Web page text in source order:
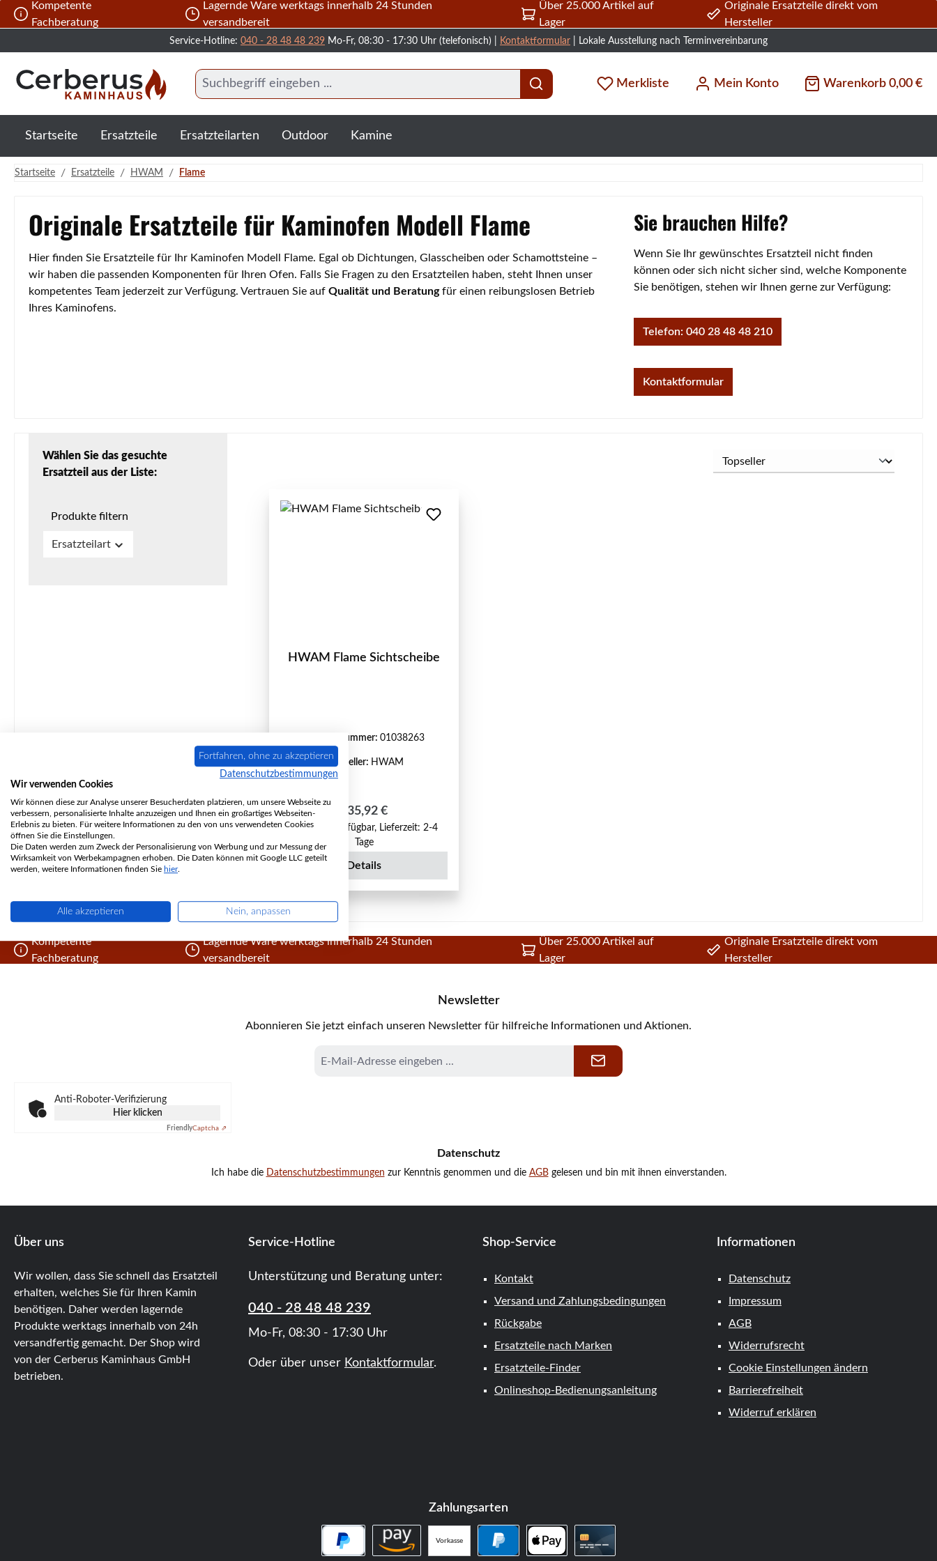
Hauptinhalt springen
Zur Suche springen
Zur Hauptnavigation springen
Kompetente
Fachberatung
Lagernde Ware werktags innerhalb 24 Stunden
versandbereit
Über 25.000 Artikel auf
Lager
Originale Ersatzteile direkt vom
Hersteller
Service-Hotline: 040 - 28 48 48 239 Mo-Fr, 08:30 - 17:30 Uhr (telefonisch) | Kontaktformular | Lokale Ausstellung nach Terminvereinbarung
Merkliste Mein Konto Warenkorb 0,00 €
Startseite Ersatzteile Ersatzteilarten Outdoor Kamine
Startseite / Ersatzteile / HWAM / Flame
Originale Ersatzteile für Kaminofen Modell Flame
Hier finden Sie Ersatzteile für Ihr Kaminofen Modell Flame. Egal ob Dichtungen, Glasscheiben oder Schamottsteine –
wir haben die passenden Komponenten für Ihren Ofen. Falls Sie Fragen zu den Ersatzteilen haben, steht Ihnen unser
kompetentes Team jederzeit zur Verfügung. Vertrauen Sie auf Qualität und Beratungfür einen reibungslosen Betrieb
Ihres Kaminofens.
Sie brauchen Hilfe?
Wenn Sie Ihr gewünschtes Ersatzteil nicht finden
können oder sich nicht sicher sind, welche Komponente
Sie benötigen, stehen wir Ihnen gerne zur Verfügung:
Telefon: 040 28 48 48 210
Kontaktformular
Wählen Sie das gesuchte
Ersatzteil aus der Liste:
Produkte filtern
Ersatzteilart
HWAM Flame Sichtscheibe
Produktnummer: 01038263
Hersteller: HWAM
Regulärer Preis:
535,92 €
Sofort verfügbar, Lieferzeit: 2-4
Tage
Details
Kompetente
Fachberatung
Lagernde Ware werktags innerhalb 24 Stunden
versandbereit
Über 25.000 Artikel auf
Lager
Originale Ersatzteile direkt vom
Hersteller
Newsletter
Abonnieren Sie jetzt einfach unseren Newsletter für hilfreiche Informationen und Aktionen.
Mail-
Anti-Roboter-Verifizierung
Hier klicken
FriendlyCaptcha ⇗
Datenschutz
Ich habe die Datenschutzbestimmungen zur Kenntnis genommen und die AGBgelesen und bin mit ihnen einverstanden.
Über uns
Wir wollen, dass Sie schnell das Ersatzteil
erhalten, welches Sie für Ihren Kamin
benötigen. Daher werden lagernde
Produkte werktags innerhalb von 24h
versandfertig gemacht. Der Shop wird
von der Cerberus Kaminhaus GmbH
betrieben.
Service-Hotline
Unterstützung und Beratung unter:
040 - 28 48 48 239
Mo-Fr, 08:30 - 17:30 Uhr
Oder über unser Kontaktformular.
Shop-Service
Kontakt
Versand und Zahlungsbedingungen
Rückgabe
Ersatzteile nach Marken
Ersatzteile-Finder
Onlineshop-Bedienungsanleitung
Informationen
Datenschutz
Impressum
AGB
Widerrufsrecht
Cookie Einstellungen ändern
Barrierefreiheit
Widerruf erklären
Zahlungsarten
Vorkasse
Fortfahren, ohne zu akzeptieren
Datenschutzbestimmungen
Wir verwenden Cookies
Wir können diese zur Analyse unserer Besucherdaten platzieren, um unsere Webseite zu
verbessern, personalisierte Inhalte anzuzeigen und Ihnen ein großartiges Webseiten-
Erlebnis zu bieten. Für weitere Informationen zu den von uns verwendeten Cookies
öffnen Sie die Einstellungen.
Die Daten werden zum Zweck der Personalisierung von Werbung und zur Messung der
Wirksamkeit von Werbekampagnen erhoben. Die Daten können mit Google LLC geteilt
werden, weitere Informationen finden Sie hier.
Alle akzeptieren Nein, anpassen